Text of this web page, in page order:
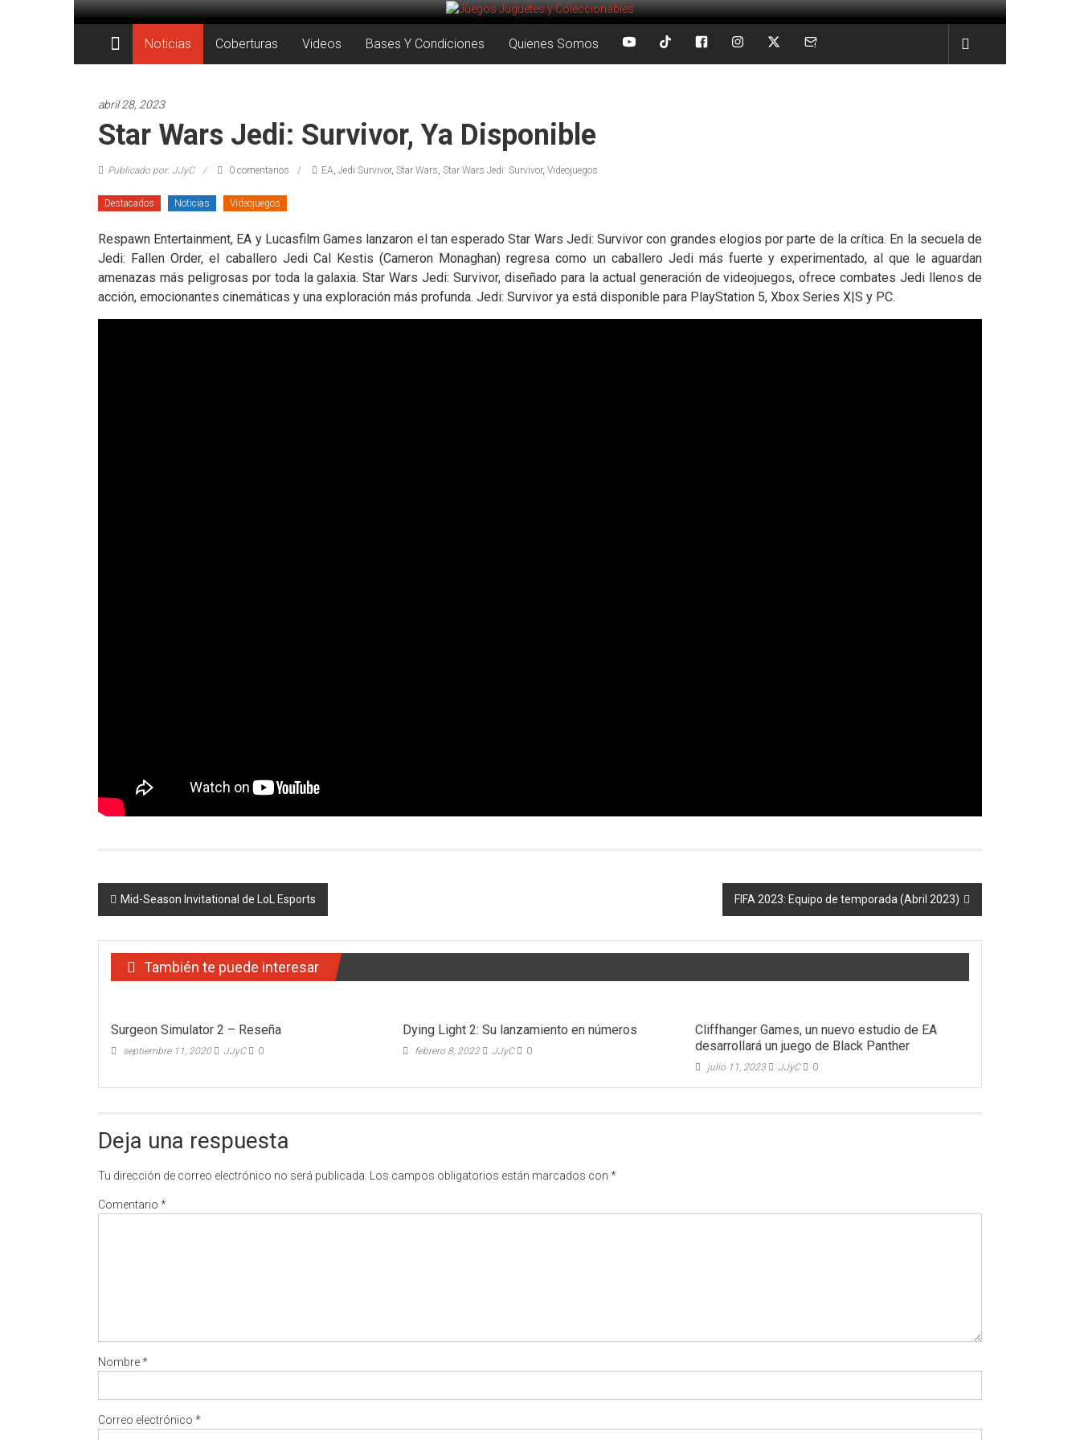
Saltar
al
contenidoJuegos
Juguetes
y
Coleccionables
y
entretenimiento
para
coleccionistas.
Noticias Coberturas Videos Bases Y Condiciones Quienes Somos
abril 28, 2023
Star Wars Jedi: Survivor, Ya Disponible
Publicado por: JJyC 0 comentarios EA Jedi Survivor, Star Wars Star Wars Jedi: Survivor, Videojuegos
Destacados Noticias Videojuegos
Respawn Entertainment, EA y Lucasfilm Games lanzaron el tan esperado Star Wars Jedi: Survivor con grandes elogios por parte de la crítica. En la secuela de
Jedi: Fallen Order, el caballero Jedi Cal Kestis (Cameron Monaghan) regresa como un caballero Jedi más fuerte y experimentado, al que le aguardan
amenazas más peligrosas por toda la galaxia. Star Wars Jedi: Survivor, diseñado para la actual generación de videojuegos, ofrece combates Jedi llenos de
acción, emocionantes cinemáticas y una exploración más profunda. Jedi: Survivor ya está disponible para PlayStation 5, Xbox Series X|S y PC.
Navegación
de
entradas
Mid-Season Invitational de LoL Esports FIFA 2023: Equipo de temporada (Abril 2023)
También te puede interesar
Surgeon Simulator 2 – Reseña
septiembre 11, 2020 JJyC 0
Dying Light 2: Su lanzamiento en números
febrero 8, 2022 JJyC 0
Cliffhanger Games, un nuevo estudio de EA
desarrollará un juego de Black Panther
julio 11, 2023 JJyC 0
Deja una respuesta
Tu dirección de correo electrónico no será publicada. Los campos obligatorios están marcados con *
Comentario *
Nombre*
Correo electrónico *